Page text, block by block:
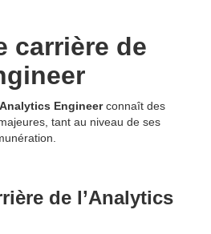
carrière de
Analytics Engineerconnaît des
tant au niveau de ses
de l’Analytics